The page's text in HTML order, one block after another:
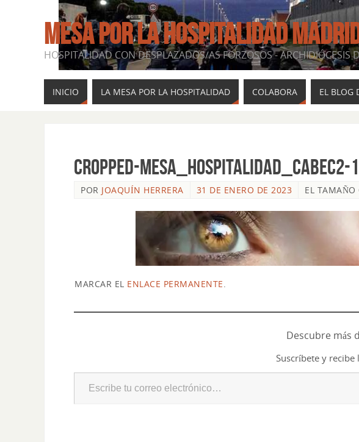
MESA POR LA HOSPITALIDAD
HOSPITALIDAD CON DESPLAZADOS/AS FORZOSOS - ARCHIDIÓCESIS
INICIO LA MESA POR LA HOSPITALIDAD COLABORA EL BLOG
cropped-Mesa_hospitalidad_cabec2-
POR JOAQUÍN HERRERA 31 DE ENERO DE 2023 EL TAMAÑO
MARCAR EL ENLACE PERMANENTE
Descubre más
Suscríbete y